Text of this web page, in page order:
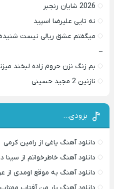
2026 شایان رنجبر
نه تایی علیرضا اسپید
میگفتم عشق ریالی نیست
–
بم زنگ نزن حروم زاده لبخند
نازنین 2 مجید حسینی
بزودی…
دانلود آهنگ یاغی از رامین کرمی
دانلود آهنگ خاطرخواتم از سینا
دانلود آهنگ به موقع اومدی از